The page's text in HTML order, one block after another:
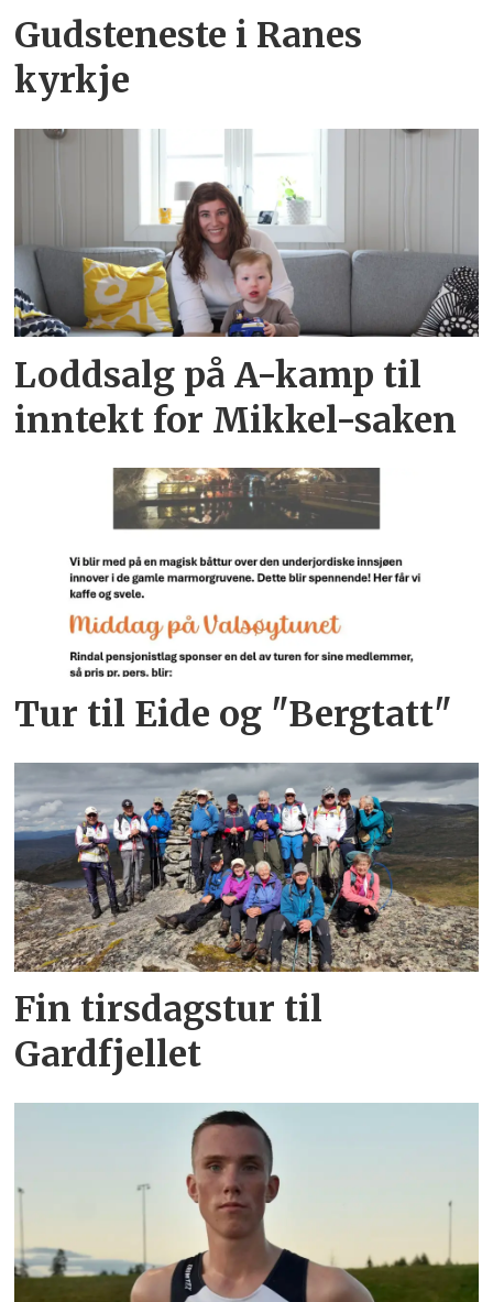
Gudsteneste i Ranes
kyrkje
Loddsalg på A-kamp til
inntekt for Mikkel-saken
Tur til Eide og "Bergtatt"
Fin tirsdagstur til
Gardfjellet